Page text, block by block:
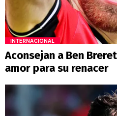
INTERNACIONAL
Aconsejan a Ben
amor para su renacer